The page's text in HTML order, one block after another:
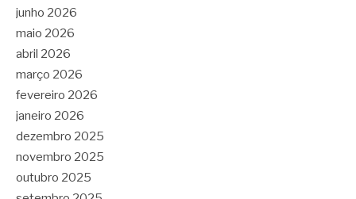
junho 2026
maio 2026
abril 2026
março 2026
fevereiro 2026
janeiro 2026
dezembro 2025
novembro 2025
outubro 2025